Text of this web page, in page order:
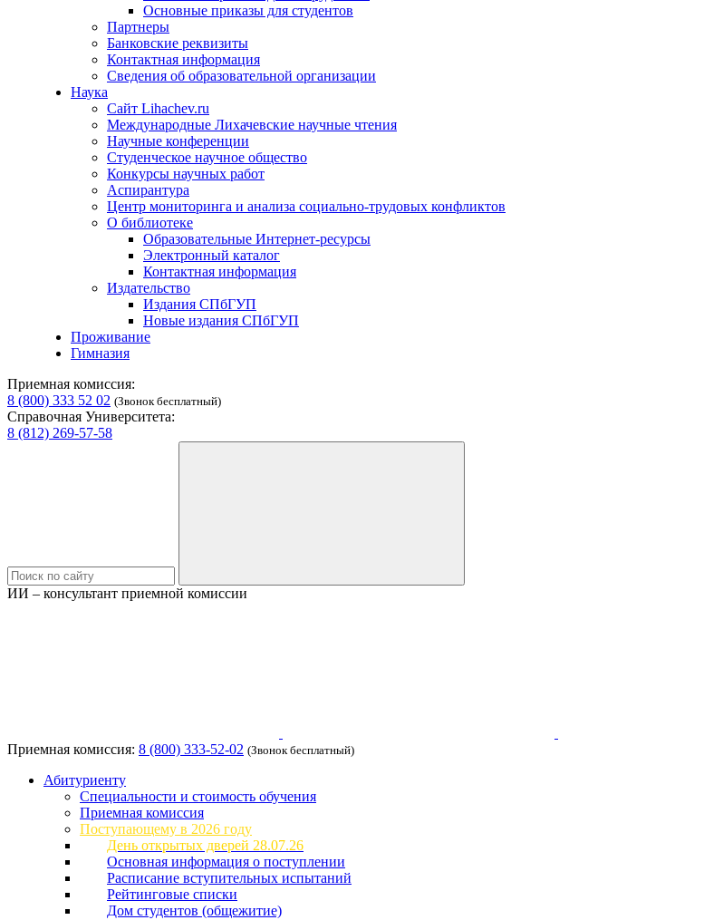
Основные приказы для студентов
Партнеры
Банковские реквизиты
Контактная информация
Сведения об образовательной организации
Наука
Сайт Lihachev.ru
Международные Лихачевские научные чтения
Научные конференции
Студенческое научное общество
Конкурсы научных работ
Аспирантура
Центр мониторинга и анализа социально-трудовых конфликтов
О библиотеке
Образовательные Интернет-ресурсы
Электронный каталог
Контактная информация
Издательство
Издания СПбГУП
Новые издания СПбГУП
Проживание
Гимназия
Приемная комиссия:
8 (800) 333 52 02 (Звонок бесплатный)
Справочная Университета:
8 (812) 269-57-58
ИИ – консультант приемной комиссии
Приемная комиссия: 8 (800) 333-52-02 (Звонок бесплатный)
Абитуриенту
Специальности и стоимость обучения
Приемная комиссия
Поступающему в 2026 году
День открытых дверей 28.07.26
Основная информация о поступлении
Расписание вступительных испытаний
Рейтинговые списки
Дом студентов (общежитие)